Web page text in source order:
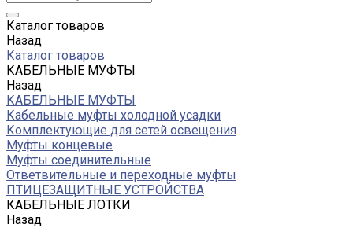
Каталог товаров
Назад
Каталог товаров
КАБЕЛЬНЫЕ МУФТЫ
Назад
КАБЕЛЬНЫЕ МУФТЫ
Кабельные муфты холодной усадки
Комплектующие для сетей освещения
Муфты концевые
Муфты соединительные
Ответвительные и переходные муфты
ПТИЦЕЗАЩИТНЫЕ УСТРОЙСТВА
КАБЕЛЬНЫЕ ЛОТКИ
Назад